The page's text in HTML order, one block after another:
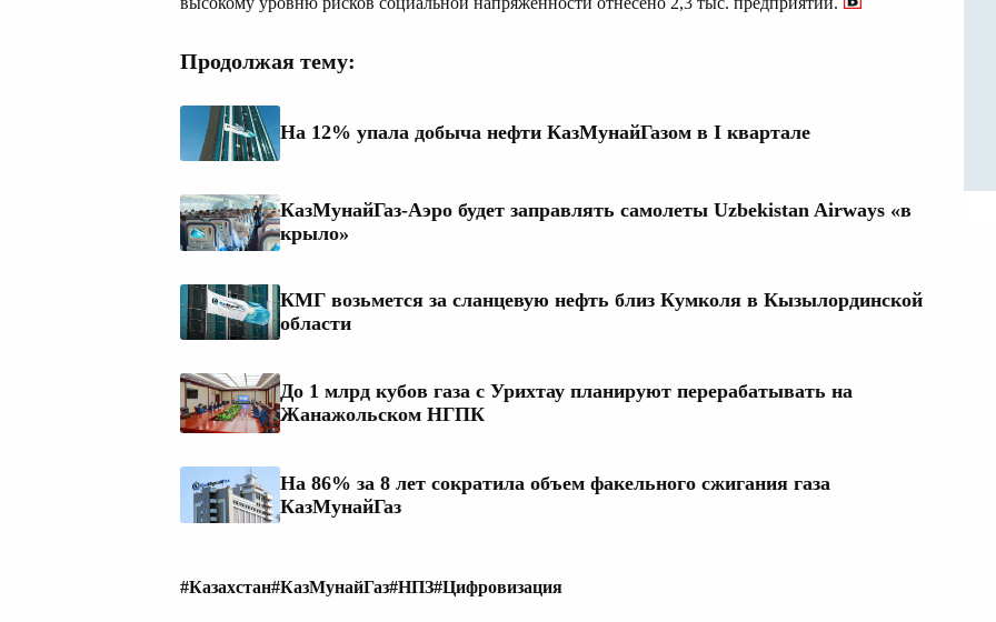
Продолжая тему:
На 12% упала добыча нефти КазМунайГазом в I квартале
КазМунайГаз-Аэро будет заправлять самолеты Uzbekistan Airways «в
крыло»
КМГ возьмется за сланцевую нефть близ Кумколя в Кызылординской
области
До 1 млрд кубов газа с Урихтау планируют перерабатывать на
Жанажольском НГПК
На 86% за 8 лет сократила объем факельного сжигания газа
КазМунайГаз
#Казахстан#КазМунайГаз#НПЗ#Цифровизация